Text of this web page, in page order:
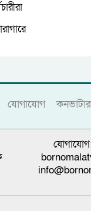
যোগাযোগ কনভাটার